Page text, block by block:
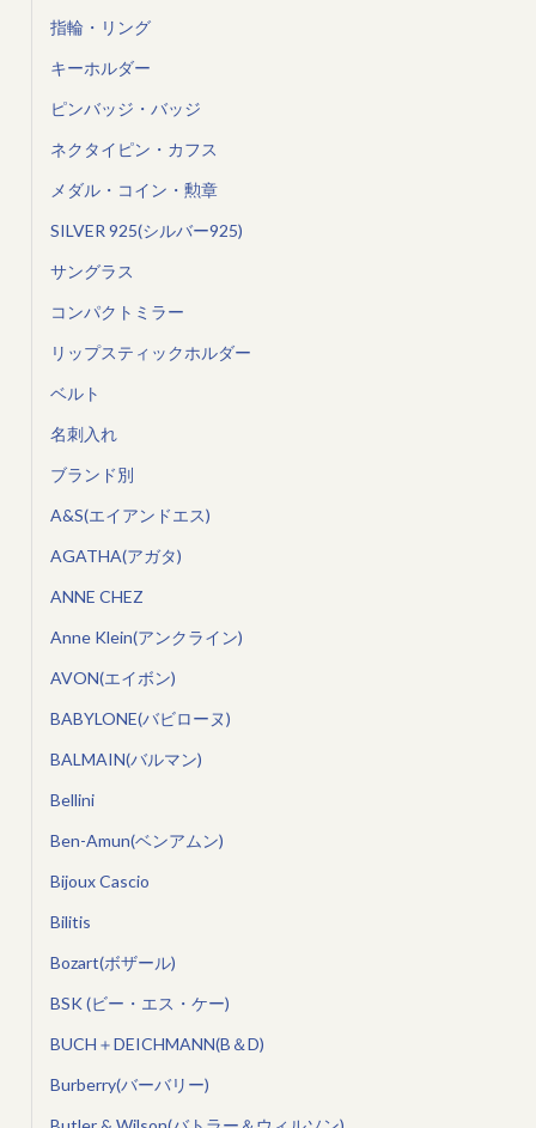
指輪・リング
キーホルダー
ピンバッジ・バッジ
ネクタイピン・カフス
メダル・コイン・勲章
SILVER 925(シルバー925)
サングラス
コンパクトミラー
リップスティックホルダー
ベルト
名刺入れ
ブランド別
A&S(エイアンドエス)
AGATHA(アガタ)
ANNE CHEZ
Anne Klein(アンクライン)
AVON(エイボン)
BABYLONE(バビローヌ)
BALMAIN(バルマン)
Bellini
Ben-Amun(ベンアムン)
Bijoux Cascio
Bilitis
Bozart(ボザール)
BSK (ビー・エス・ケー)
BUCH＋DEICHMANN(B＆D)
Burberry(バーバリー)